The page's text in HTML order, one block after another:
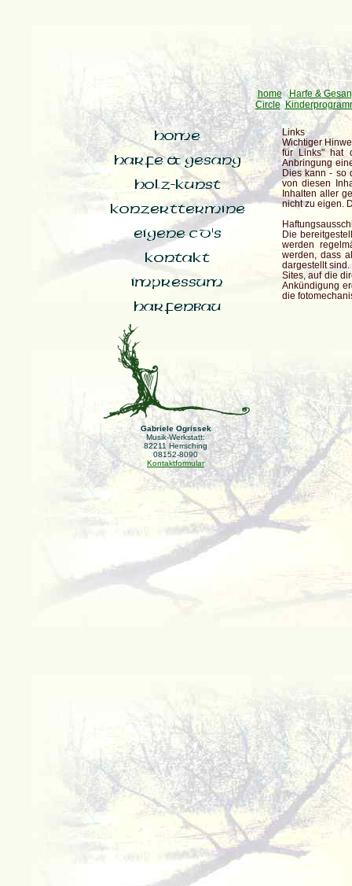
Gabriele Ogrissek
Musik-Werkstatt:
82211 Herrsching
08152-8090
Kontaktformular
home
Harfe &
Circle
Links
Wichtiger
für Links" hat
Anbringung
Dies kann - so
von diesen
Inhalten aller
nicht zu eigen.
Die
werden
werden, dass
dargestellt
Sites, auf die
Ankündigung
die